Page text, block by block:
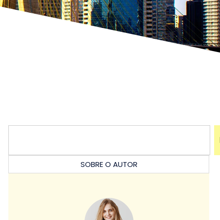
SOBRE O AUTOR